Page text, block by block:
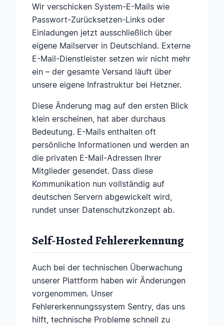
Wir verschicken System-E-Mails wie
Passwort-Zurücksetzen-Links oder
Einladungen jetzt ausschließlich über
eigene Mailserver in Deutschland. Externe
E-Mail-Dienstleister setzen wir nicht mehr
ein – der gesamte Versand läuft über
unsere eigene Infrastruktur bei Hetzner.
Diese Änderung mag auf den ersten Blick
klein erscheinen, hat aber durchaus
Bedeutung. E-Mails enthalten oft
persönliche Informationen und werden an
die privaten E-Mail-Adressen Ihrer
Mitglieder gesendet. Dass diese
Kommunikation nun vollständig auf
deutschen Servern abgewickelt wird,
rundet unser Datenschutzkonzept ab.
Self-Hosted Fehlererkennung
Auch bei der technischen Überwachung
unserer Plattform haben wir Änderungen
vorgenommen. Unser
Fehlererkennungssystem Sentry, das uns
hilft, technische Probleme schnell zu